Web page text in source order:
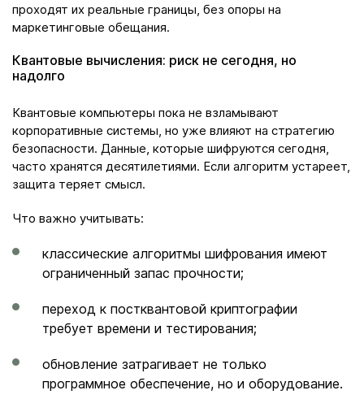
проходят их реальные границы, без опоры на
маркетинговые обещания.
Квантовые вычисления: риск не сегодня, но
надолго
Квантовые компьютеры пока не взламывают
корпоративные системы, но уже влияют на стратегию
безопасности. Данные, которые шифруются сегодня,
часто хранятся десятилетиями. Если алгоритм устареет,
защита теряет смысл.
Что важно учитывать:
классические алгоритмы шифрования имеют
ограниченный запас прочности;
переход к постквантовой криптографии
требует времени и тестирования;
обновление затрагивает не только
программное обеспечение, но и оборудование.